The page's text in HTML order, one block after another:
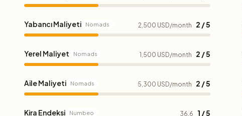
Yabancı Maliyeti Nomads 2,500 USD/month 2 / 5
Yerel Maliyet Nomads 1,500 USD/month 2 / 5
Aile Maliyeti Nomads 5,300 USD/month 2 / 5
Kira Endeksi Numbeo 36.6 1 / 5